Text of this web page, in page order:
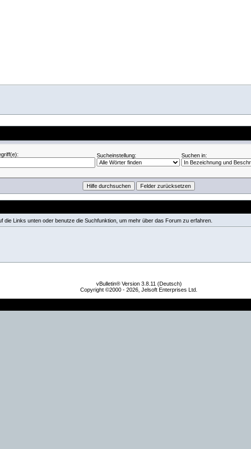
Sucheinstellung: Suchen in:
Links unten oder benutze die Suchfunktion, um mehr über das Forum zu erfahren.
vBulletin® Version 3.8.11 (Deutsch)
Copyright ©2000 - 2026, Jelsoft Enterprises Ltd.